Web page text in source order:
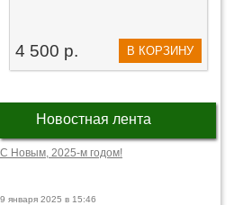
4 500 р. В КОРЗИНУ
Новостная лента
С Новым, 2025-м годом!
9 января 2025 в 15:46